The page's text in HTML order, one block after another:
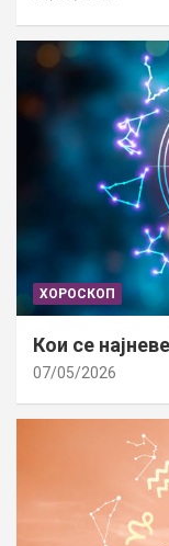
ХОРОСКОП
Кои се
07/05/2026